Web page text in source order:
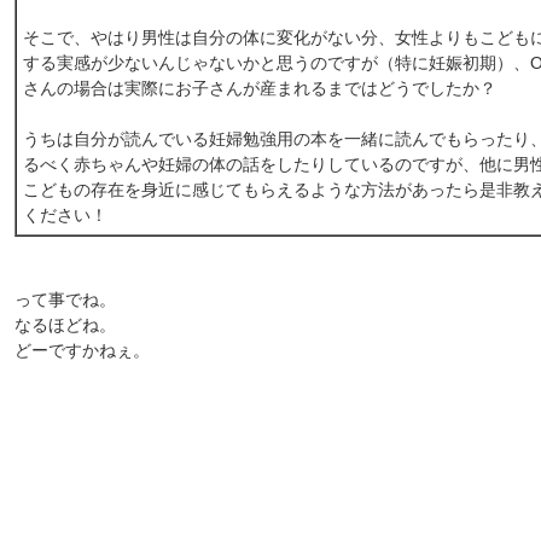
そこで、やはり男性は自分の体に変化がない分、女性よりもこども
する実感が少ないんじゃないかと思うのですが（特に妊娠初期）、
さんの場合は実際にお子さんが産まれるまではどうでしたか？
うちは自分が読んでいる妊婦勉強用の本を一緒に読んでもらったり
るべく赤ちゃんや妊婦の体の話をしたりしているのですが、他に男
こどもの存在を身近に感じてもらえるような方法があったら是非教
ください！
って事でね。
なるほどね。
どーですかねぇ。